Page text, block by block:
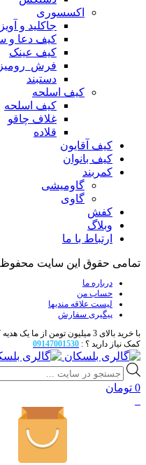
اکسسوری
جاکلید و
کیف دعا و
کیف عینک
دستبند
کیف اسلحه
کیف اسلحه
غلاف چاقو
قلاده
کیف آقایون
کیف بانوان
کمربند
گاومیشی
گاوی
کفش
وبلاگ
ارتباط با ما
تمامی حقوق این سایت محفوظ
درباره ما
حساب من
لیست علاقه مندیها
پیگیری سفارش
با خرید بالای 3 میلیون تومن از ما یک هدیه کوچک دریافت کنید
کمک نیاز دارید ؟ : 09147001530
Products
search
0 تومان